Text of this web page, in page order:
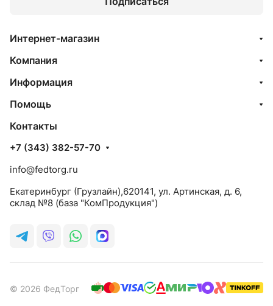
Интернет-магазин
Компания
Информация
Помощь
Контакты
+7 (343) 382-57-70
info@fedtorg.ru
Екатеринбург (Грузлайн),620141, ул. Артинская, д. 6,
склад №8 (база "КомПродукция")
© 2026 ФедТорг